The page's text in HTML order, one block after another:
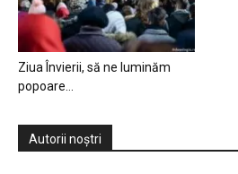
Ziua Învierii, să ne luminăm
popoare…
Autorii noștri